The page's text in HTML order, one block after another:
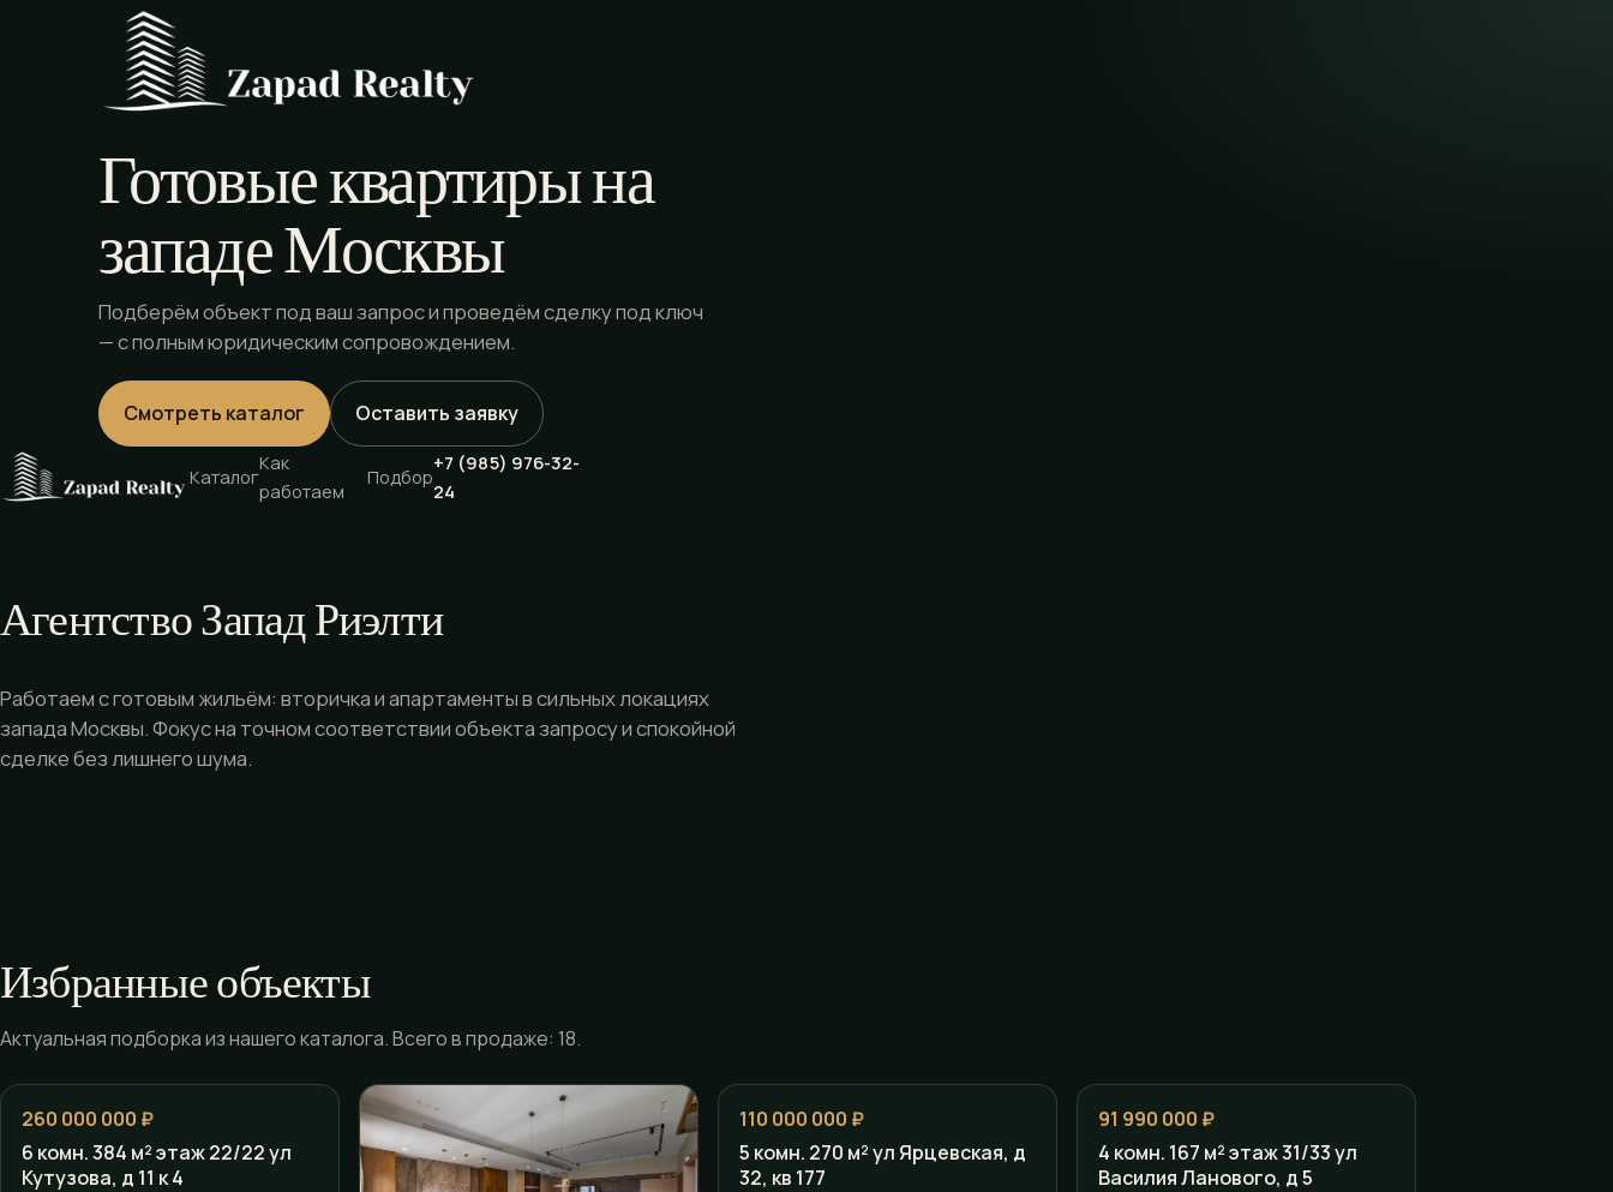
Каталог
Как
работаем
Подбор
+7 (985) 976-32-
24
Готовые квартиры на
западе Москвы
Подберём объект под ваш запрос и проведём сделку под ключ
— с полным юридическим сопровождением.
Смотреть каталог Оставить заявку
Агентство Запад Риэлти
Работаем с готовым жильём: вторичка и апартаменты в сильных локациях
запада Москвы. Фокус на точном соответствии объекта запросу и спокойной
сделке без лишнего шума.
Избранные объекты
Актуальная подборка из нашего каталога. Всего в продаже: 18.
260 000 000 ₽
6 комн. 384 м² этаж 22/22 ул
Кутузова, д 11 к 4
110 000 000 ₽
5 комн. 270 м² ул Ярцевская, д
32, кв 177
91 990 000 ₽
4 комн. 167 м² этаж 31/33 ул
Василия Ланового, д 5